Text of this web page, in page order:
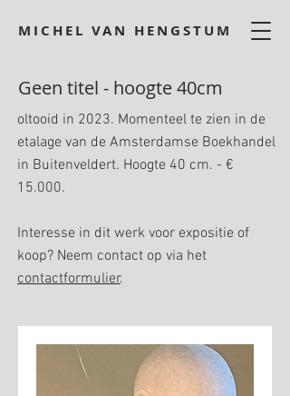
MICHEL VAN HENGSTUM
Geen titel - hoogte 40cm
oltooid in 2023. Momenteel te zien in de
etalage van de Amsterdamse Boekhandel
in Buitenveldert. Hoogte 40 cm. - €
15.000.
Interesse in dit werk voor expositie of
koop? Neem contact op via het
contactformulier.